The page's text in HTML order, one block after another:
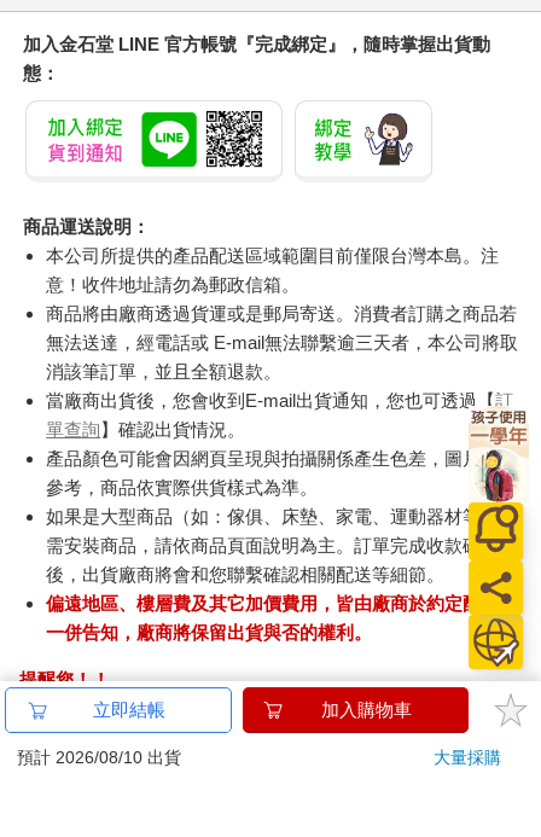
加入金石堂 LINE 官方帳號『完成綁定』，隨時掌握出貨動
態：
商品運送說明：
本公司所提供的產品配送區域範圍目前僅限台灣本島。注
意！收件地址請勿為郵政信箱。
商品將由廠商透過貨運或是郵局寄送。消費者訂購之商品若
無法送達，經電話或 E-mail無法聯繫逾三天者，本公司將取
消該筆訂單，並且全額退款。
當廠商出貨後，您會收到E-mail出貨通知，您也可透過【訂
單查詢】確認出貨情況。
產品顏色可能會因網頁呈現與拍攝關係產生色差，圖片僅供
參考，商品依實際供貨樣式為準。
如果是大型商品（如：傢俱、床墊、家電、運動器材等）及
需安裝商品，請依商品頁面說明為主。訂單完成收款確認
後，出貨廠商將會和您聯繫確認相關配送等細節。
偏遠地區、樓層費及其它加價費用，皆由廠商於約定配送時
一併告知，廠商將保留出貨與否的權利。
提醒您！！
金石堂及銀行均不會請您操作ATM! 如接獲電話要求您前往
ATM提款機，請不要聽從指示，以免受騙上當！
立即結帳 加入購物車
預計 2026/08/10 出貨 大量採購